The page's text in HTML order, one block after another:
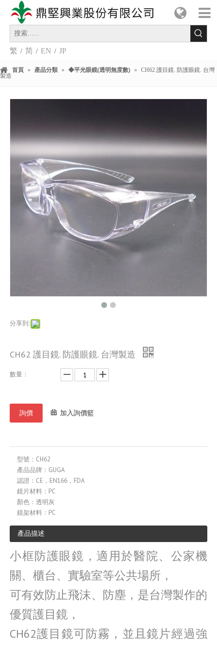
繁 / 简 / EN / JP
首頁 » 產品分類 » ◆平光眼鏡(透明無度數) » CH62 護目鏡. 防護眼鏡. 台灣
製造
分享到:
CH62 護目鏡. 防護眼鏡. 台灣製造
數量：
詢價 加入詢價籃
型號： CH62
產品品牌： GUGA
認證： CE，EN166，FDA
鏡片材料： PC
顏色： 透明灰
鏡架材料： PC
產品描述
小框防護眼鏡，適用於醫院、公家機
關、櫃台、實驗室等公共場所，
可有效防止飛沫、防塵，是台灣製作的
優質護目鏡，
CH62護目鏡可防霧，並且鏡片經過強